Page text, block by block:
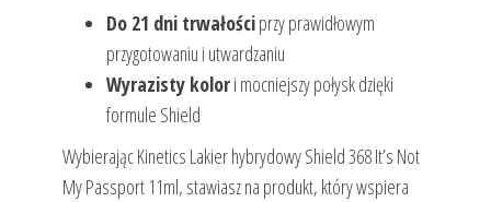
Do 21 dni trwałościprzy prawidłowym
przygotowaniu i utwardzaniu
Wyrazisty kolori mocniejszy połysk dzięki
formule Shield
Wybierając Kinetics Lakier hybrydowy Shield 368 It’s Not
My Passport 11ml, stawiasz na produkt, który wspiera